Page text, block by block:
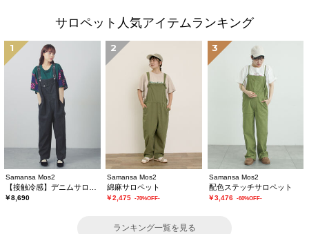
サロペット人気アイテムランキング
1
Samansa Mos2
￥8,690
2
Samansa Mos2
綿麻サロペット
￥2,475 -70%OFF-
3
Samansa Mos2
配色ステッチサロペット
￥3,476 -60%OFF-
ランキング一覧を見る